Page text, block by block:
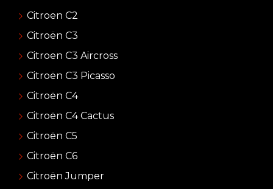
Citroen C2
Citroën C3
Citroen C3 Aircross
Citroën C3 Picasso
Citroën C4
Citroën C4 Cactus
Citroën C5
Citroën C6
Citroën Jumper